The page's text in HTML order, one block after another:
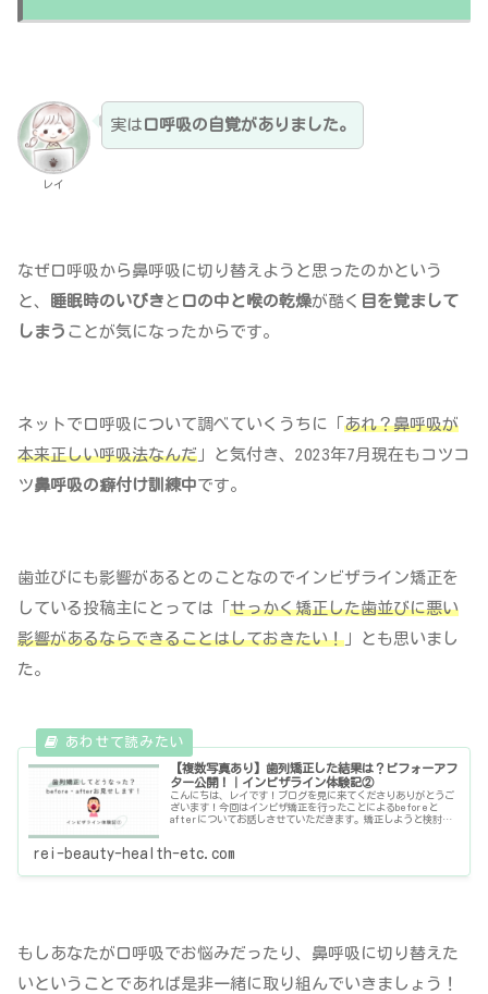
レイ
実は 口呼吸の自覚がありました。
なぜ口呼吸から鼻呼吸に切り替えようと思ったのかという
と、
睡眠時のいびき と 口の中と喉の乾燥が酷く 目を覚まして
しまう ことが気になったからです。
ネットで口呼吸について調べていくうちに「 あれ？鼻呼吸が
本来正しい呼吸法なんだ 」と気付き、2023年7月現在もコツコ
ツ鼻呼吸の癖付け訓練中です。
歯並びにも影響があるとのことなのでインビザライン矯正を
している投稿主にとっては「 せっかく矯正した歯並びに悪い
影響があるならできることはしておきたい！ 」とも思いまし
た。
【複数写真あり】歯列矯正した結果は？ビフォーアフ
ター公開！｜インビザライン体験記②
こんにちは、レイです！ブログを見に来てくださりありがとうご
ざいます！今回はインビザ矯正を行ったことによるbeforeと
afterについてお話しさせていただきます。矯正しようと検討中
rei-beauty-health-etc.com
もしあなたが口呼吸でお悩みだったり、鼻呼吸に切り替えた
いということであれば是非一緒に取り組んでいきましょう！